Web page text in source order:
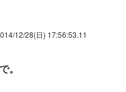
12/28(日) 17:56:53.11
。